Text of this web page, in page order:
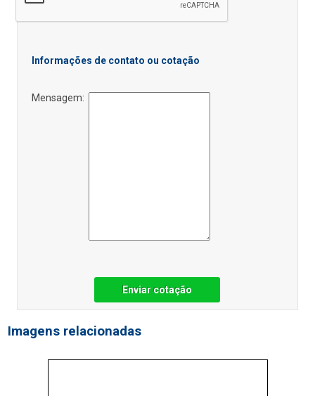
Informações de contato ou cotação
Mensagem:
Enviar cotação
Imagens relacionadas